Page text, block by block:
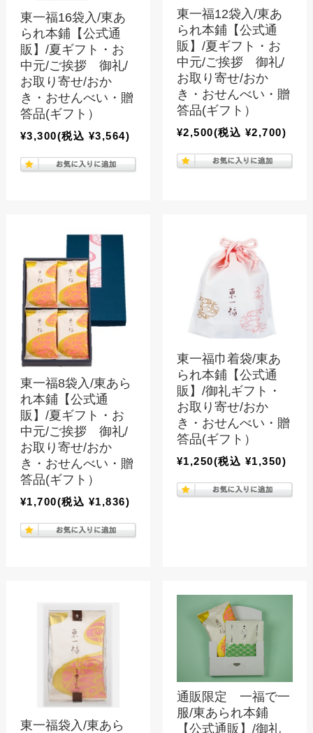
東一福16袋入/東あ
られ本鋪【公式通
販】/夏ギフト・お
中元/ご挨拶 御礼/
お取り寄せ/おか
き・おせんべい・贈
答品(ギフト）
¥3,300(税込 ¥3,564)
東一福12袋入/東あ
られ本鋪【公式通
販】/夏ギフト・お
中元/ご挨拶 御礼/
お取り寄せ/おか
き・おせんべい・贈
答品(ギフト）
¥2,500(税込 ¥2,700)
東一福8袋入/東あら
れ本鋪【公式通
販】/夏ギフト・お
中元/ご挨拶 御礼/
お取り寄せ/おか
き・おせんべい・贈
答品(ギフト）
¥1,700(税込 ¥1,836)
東一福巾着袋/東あ
られ本鋪【公式通
販】/御礼ギフト・
お取り寄せ/おか
き・おせんべい・贈
答品(ギフト）
¥1,250(税込 ¥1,350)
東一福袋入/東あら
通販限定 一福で一
服/東あられ本鋪
【公式通販】/御礼